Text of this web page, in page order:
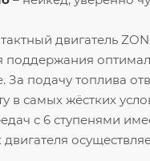
двигатель
поддержания
За подачу топлива
в самых жёстких
с 6 ступенями
двигателя